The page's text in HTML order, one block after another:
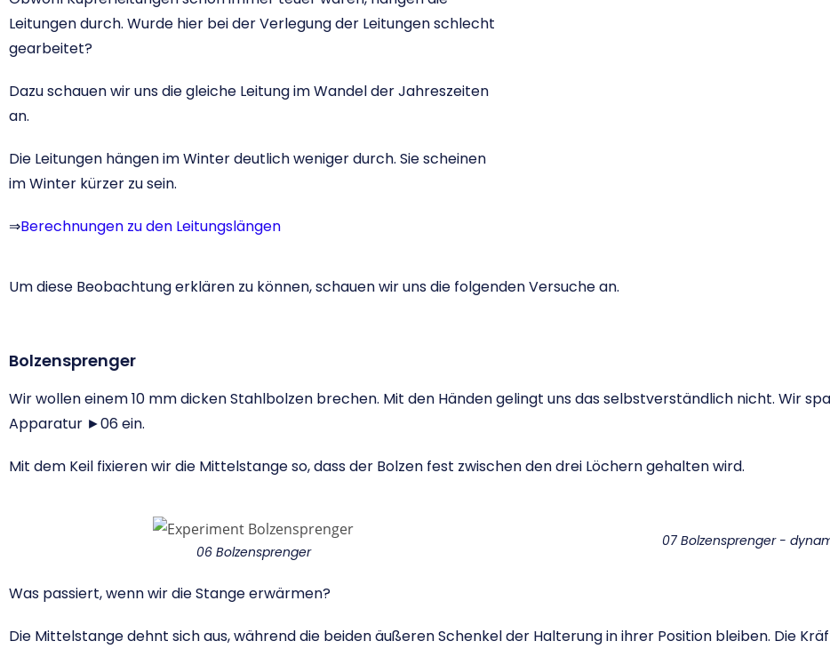
Leitungen durch. Wurde hier bei der Verlegung der Leitungen schlecht
gearbeitet?
Dazu schauen wir uns die gleiche Leitung im Wandel der Jahreszeiten
an.
Die Leitungen hängen im Winter deutlich weniger durch. Sie scheinen
im Winter kürzer zu sein.
⇒Berechnungen zu den Leitungslängen
Um diese Beobachtung erklären zu können, schauen wir uns die folgenden Versuche an.
Bolzensprenger
Wir wollen einem 10 mm dicken Stahlbolzen brechen. Mit den Händen gelingt uns das selbstverständlich nicht. Wir
Apparatur ►06 ein.
Mit dem Keil fixieren wir die Mittelstange so, dass der Bolzen fest zwischen den drei Löchern gehalten wird.
06 Bolzensprenger
07 Bolzensprenger -
Was passiert, wenn wir die Stange erwärmen?
Die Mittelstange dehnt sich aus, während die beiden äußeren Schenkel der Halterung in ihrer Position bleiben. Die